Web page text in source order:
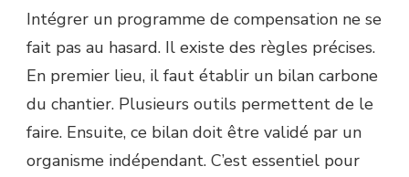
Intégrer un programme de compensation ne se
fait pas au hasard. Il existe des règles précises.
En premier lieu, il faut établir un bilan carbone
du chantier. Plusieurs outils permettent de le
faire. Ensuite, ce bilan doit être validé par un
organisme indépendant. C’est essentiel pour